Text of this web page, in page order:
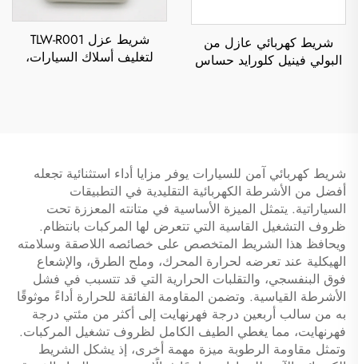
شريط كهربائي عازل من
البولي فينيل كلورايد حساس
شريط عزل TLW-R001
لتغليف أسلاك السيارات،
شريط كهربائي آمن للسيارات يوفر مزايا أداء استثنائية تجعله
أفضل من الأشرطة الكهربائية التقليدية في التطبيقات
السياراتية. يتمثل الميزة الأساسية في متانته المعززة تحت
ظروف التشغيل القاسية التي تتعرض لها المركبات بانتظام.
ويحافظ هذا الشريط المتخصص على خصائصه اللاصقة وسلامته
الهيكلية عند تعرضه لحرارة المحرك، وملح الطرق، والإشعاع
فوق البنفسجي، والتقلبات الحرارية التي قد تتسبب في فشل
الأشرطة القياسية. وتضمن المقاومة الفائقة للحرارة أداءً موثوقًا
به من سالب أربعين درجة فهرنهايت إلى أكثر من مئتي درجة
فهرنهايت، مما يغطي الطيف الكامل لظروف تشغيل المركبات.
وتمثل مقاومة الرطوبة ميزة مهمة أخرى، إذ يشكل الشريط